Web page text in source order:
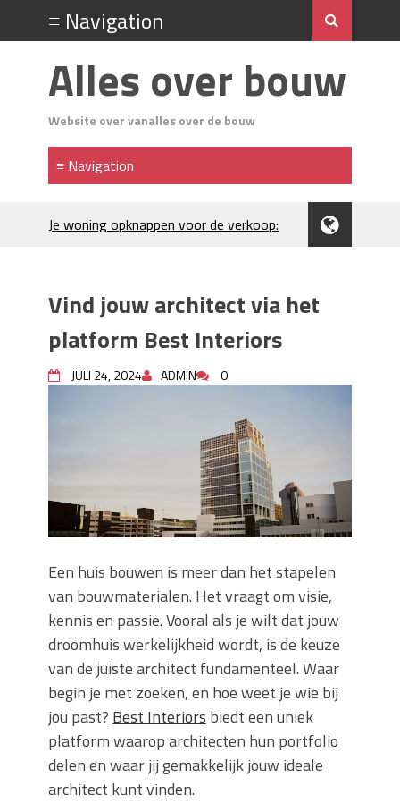
Alles over bouw
Website over vanalles over de bouw
Je woning opknappen voor de verkoop:
evenementen
H₂S in Rotterdamse woonwijken:
metingen, geurneutralisatie en
resultaten
Wat is een sleuvenzaagmachine en
Wonen in balans en comfort
Wanneer is het slim om een
graafmachine te huren in plaats van te
Buitenleven, de tuin en een hangmat
kopen
Verbouwen? Sla je inboedel tijdelijk op!
Waar let je op bij het kiezen van een
dakdekkersbedrijf?
Vind jouw architect via het
platform Best Interiors
JULI 24, 2024 ADMIN 0
Een huis bouwen is meer dan het stapelen
van bouwmaterialen. Het vraagt om visie,
kennis en passie. Vooral als je wilt dat jouw
droomhuis werkelijkheid wordt, is de keuze
van de juiste architect fundamenteel. Waar
begin je met zoeken, en hoe weet je wie bij
jou past? Best Interiors biedt een uniek
platform waarop architecten hun portfolio
delen en waar jij gemakkelijk jouw ideale
architect kunt vinden.